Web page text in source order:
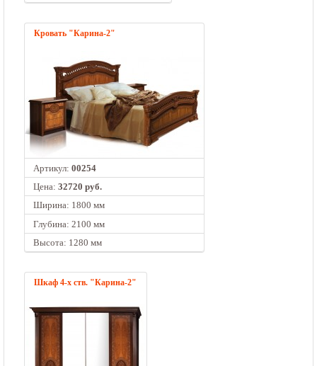
Кровать "Карина-2"
Артикул: 00254
Цена: 32720 руб.
Ширина: 1800 мм
Глубина: 2100 мм
Высота: 1280 мм
Шкаф 4-х ств. "Карина-2"